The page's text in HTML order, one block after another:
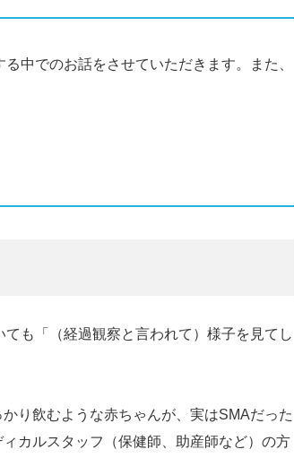
中でのお話をさせていただきます。また、
も「（経過観察と言われて）様子を見てし
り飲むような赤ちゃんが、実はSMAだった
カルスタッフ（保健師、助産師など）の方